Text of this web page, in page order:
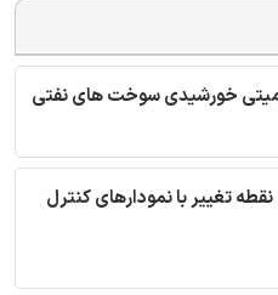
خورشیدی سوخت های نفتی
تغییر با نمودارهای کنترل